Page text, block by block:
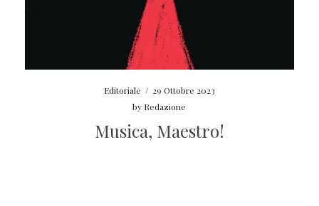
Editoriale / 29 Ottobre 2023
by Redazione
Musica, Maestro!